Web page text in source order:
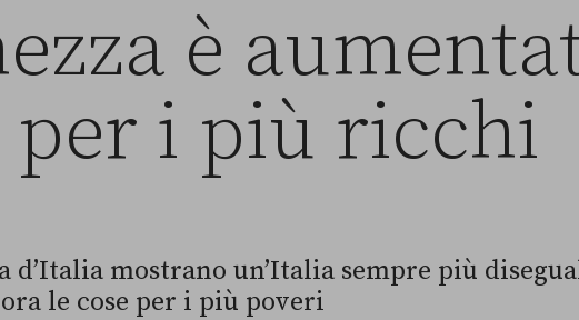
è
per i più ricchi
mostrano un’Italia sempre più
le cose per i più poveri